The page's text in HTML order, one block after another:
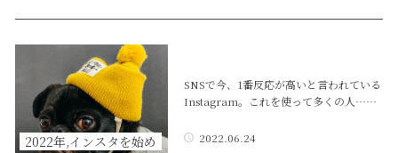
2022年,インスタを始め
SNSで今、1番反応が高いと言われている
Instagram。これを使って多くの人……
2022.06.24